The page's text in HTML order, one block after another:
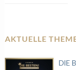
AKTUELLE
DIE